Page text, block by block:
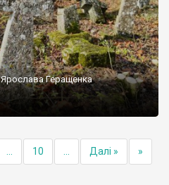
Геращенка
10 Далі » »